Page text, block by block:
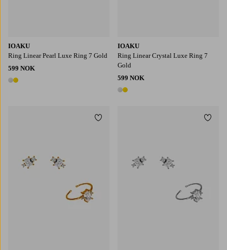
IOAKU
Ring Linear Pearl Luxe Ring 7 Gold
599 NOK
2 farger
IOAKU
Ring Linear Crystal Luxe Ring 7
Gold
599 NOK
2 farger
Legg til favoritter